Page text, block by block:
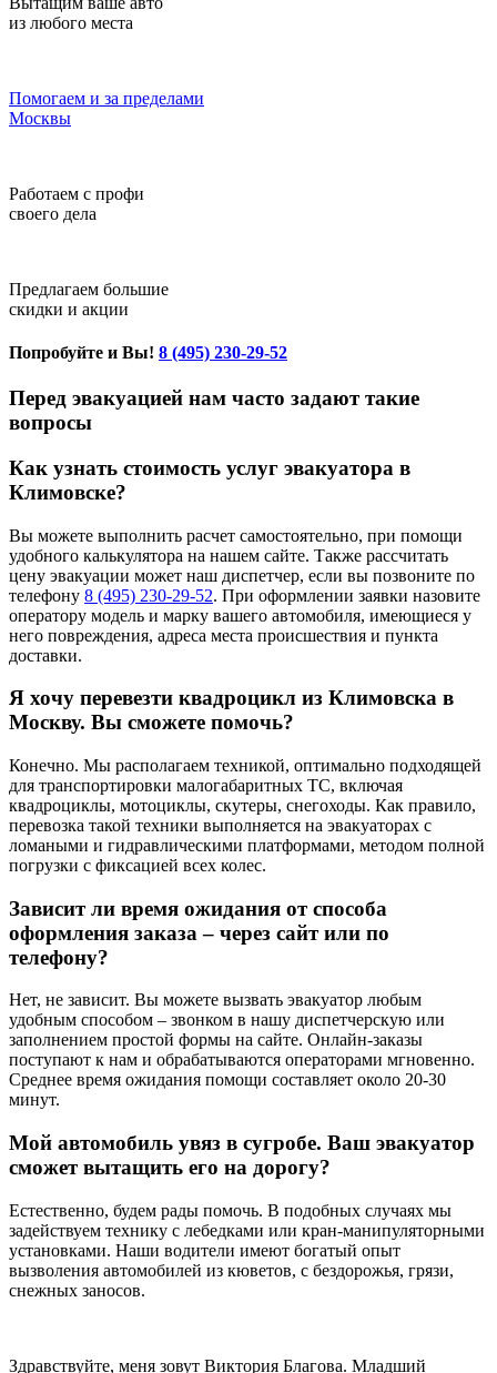
из любого места
Помогаем и за пределами
Москвы
Работаем с профи
своего дела
Предлагаем большие
скидки и акции
Попробуйте и Вы! 8 (495) 230-29-52
Перед эвакуацией нам часто задают такие
вопросы
Как узнать стоимость услуг эвакуатора в
Климовске?
Вы можете выполнить расчет самостоятельно, при помощи
удобного калькулятора на нашем сайте. Также рассчитать
цену эвакуации может наш диспетчер, если вы позвоните по
телефону 8 (495) 230-29-52. При оформлении заявки назовите
оператору модель и марку вашего автомобиля, имеющиеся у
него повреждения, адреса места происшествия и пункта
доставки.
Я хочу перевезти квадроцикл из Климовска в
Москву. Вы сможете помочь?
Конечно. Мы располагаем техникой, оптимально подходящей
для транспортировки малогабаритных ТС, включая
квадроциклы, мотоциклы, скутеры, снегоходы. Как правило,
перевозка такой техники выполняется на эвакуаторах с
ломаными и гидравлическими платформами, методом полной
погрузки с фиксацией всех колес.
Зависит ли время ожидания от способа
оформления заказа – через сайт или по
телефону?
Нет, не зависит. Вы можете вызвать эвакуатор любым
удобным способом – звонком в нашу диспетчерскую или
заполнением простой формы на сайте. Онлайн-заказы
поступают к нам и обрабатываются операторами мгновенно.
Среднее время ожидания помощи составляет около 20-30
минут.
Мой автомобиль увяз в сугробе. Ваш эвакуатор
сможет вытащить его на дорогу?
Естественно, будем рады помочь. В подобных случаях мы
задействуем технику с лебедками или кран-манипуляторными
установками. Наши водители имеют богатый опыт
вызволения автомобилей из кюветов, с бездорожья, грязи,
снежных заносов.
Здравствуйте, меня зовут Виктория Благова. Младший